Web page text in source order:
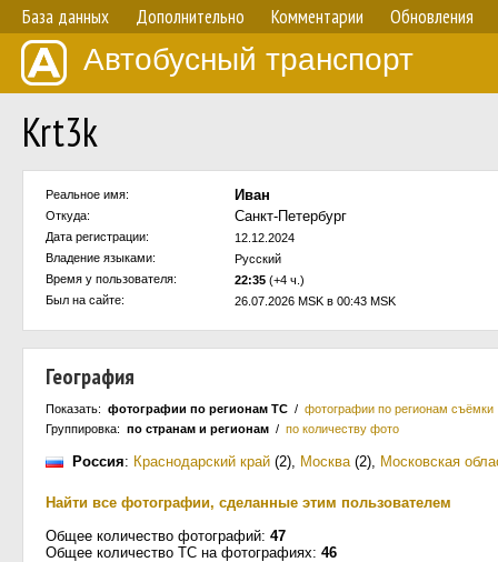
База данных Дополнительно Комментарии Обновления
Автобусный транспорт
Krt3k
Реальное имя: Иван
Откуда: Санкт-Петербург
Дата регистрации:
12.12.2024
Владение языками:
Русский
Время у пользователя:
22:35 (+4 ч.)
Был на сайте:
26.07.2026 MSK в 00:43 MSK
География
Показать: фотографии по регионам ТС / фотографии по регионам съёмки
Группировка: по странам и регионам / по количеству фото
Россия: Краснодарский край (2), Москва(2), Московская
Найти все фотографии, сделанные этим пользователем
Общее количество фотографий: 47
Общее количество ТС на фотографиях: 46